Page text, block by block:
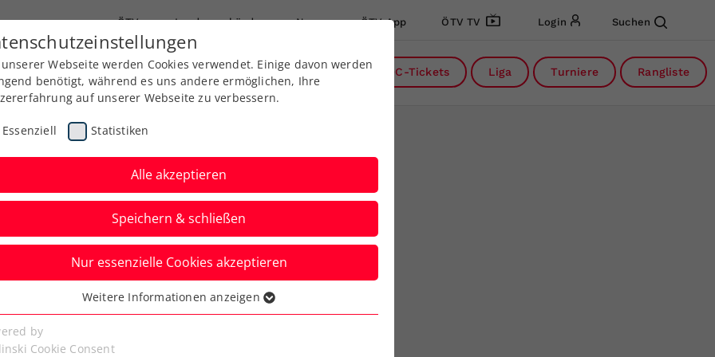
ÖTV Landesverbände News ÖTV App ÖTV TV Login Suchen
Ausbildung Services Über uns DC-Tickets Liga Turniere Rangliste
Titeltraum von
weiter
Webseite werden Cookies verwendet. Einige davon werden
benötigt, während es uns andere ermöglichen, Ihre
auf unserer Webseite zu verbessern.
Essenziell Statistiken
Alle akzeptieren
Speichern & schließen
Nur essenzielle Cookies akzeptieren
Cookies werden für grundlegende Funktionen der
benötigt. Dadurch ist gewährleistet, dass die Webseite
Weitere Informationen anzeigen
by
Cookie Consent